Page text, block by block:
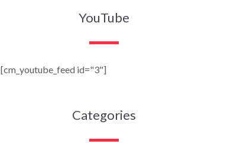
YouTube
[cm_youtube_feed id="3"]
Categories